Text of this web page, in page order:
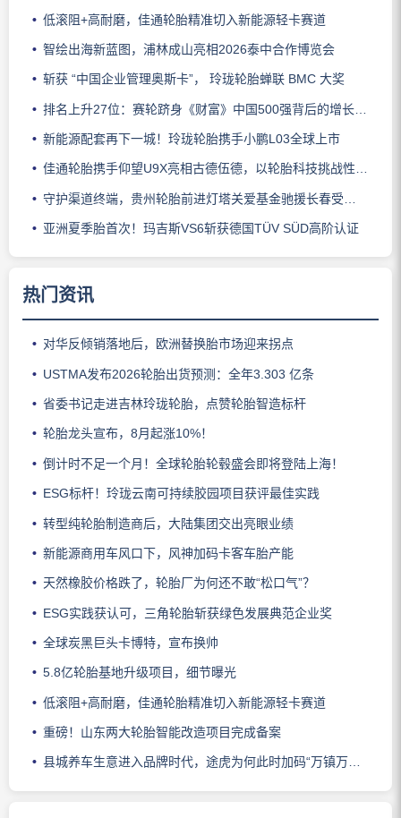
低滚阻+高耐磨，佳通轮胎精准切入新能源轻卡赛道
智绘出海新蓝图，浦林成山亮相2026泰中合作博览会
斩获 “中国企业管理奥斯卡”， 玲珑轮胎蝉联 BMC 大奖
排名上升27位：赛轮跻身《财富》中国500强背后的增长逻辑
新能源配套再下一城！玲珑轮胎携手小鹏L03全球上市
佳通轮胎携手仰望U9X亮相古德伍德，以轮胎科技挑战性能边界
守护渠道终端，贵州轮胎前进灯塔关爱基金驰援长春受灾门店
亚洲夏季胎首次！玛吉斯VS6斩获德国TÜV SÜD高阶认证
热门资讯
对华反倾销落地后，欧洲替换胎市场迎来拐点
USTMA发布2026轮胎出货预测：全年3.303 亿条
省委书记走进吉林玲珑轮胎，点赞轮胎智造标杆
轮胎龙头宣布，8月起涨10%！
倒计时不足一个月！全球轮胎轮毂盛会即将登陆上海！
ESG标杆！玲珑云南可持续胶园项目获评最佳实践
转型纯轮胎制造商后，大陆集团交出亮眼业绩
新能源商用车风口下，风神加码卡客车胎产能
天然橡胶价格跌了，轮胎厂为何还不敢“松口气”？
ESG实践获认可，三角轮胎斩获绿色发展典范企业奖
全球炭黑巨头卡博特，宣布换帅
5.8亿轮胎基地升级项目，细节曝光
低滚阻+高耐磨，佳通轮胎精准切入新能源轻卡赛道
重磅！山东两大轮胎智能改造项目完成备案
县城养车生意进入品牌时代，途虎为何此时加码“万镇万店”？